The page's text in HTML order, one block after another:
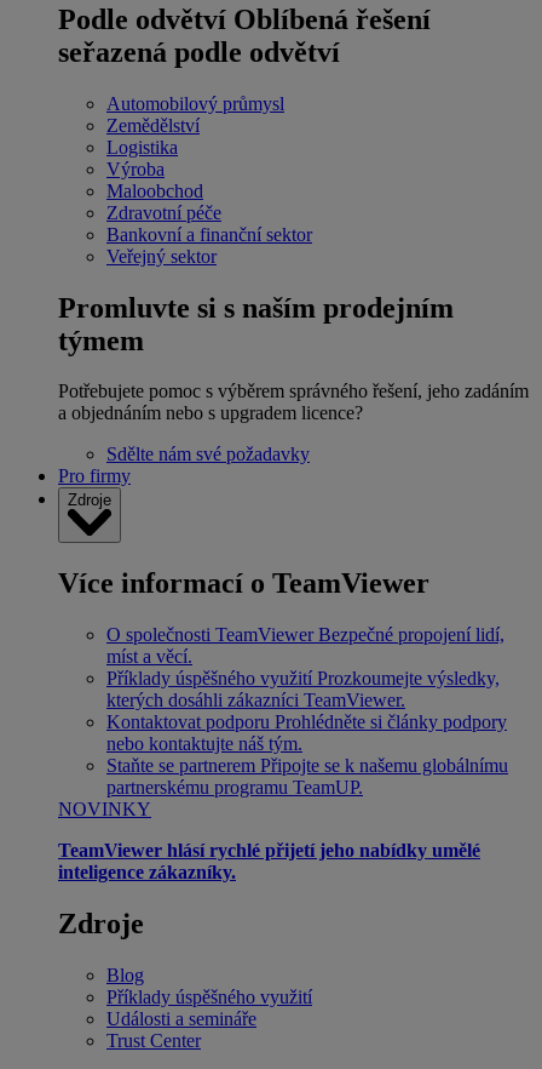
Podle odvětví Oblíbená řešení
seřazená podle odvětví
Automobilový průmysl
Zemědělství
Logistika
Výroba
Maloobchod
Zdravotní péče
Bankovní a finanční sektor
Veřejný sektor
Promluvte si s naším prodejním
týmem
Potřebujete pomoc s výběrem správného řešení, jeho zadáním
a objednáním nebo s upgradem licence?
Sdělte nám své požadavky
Pro firmy
Zdroje
Více informací o TeamViewer
O společnosti TeamViewer Bezpečné propojení lidí,
míst a věcí.
Příklady úspěšného využití Prozkoumejte výsledky,
kterých dosáhli zákazníci TeamViewer.
Kontaktovat podporu Prohlédněte si články podpory
nebo kontaktujte náš tým.
Staňte se partnerem Připojte se k našemu globálnímu
partnerskému programu TeamUP.
NOVINKY
TeamViewer hlásí rychlé přijetí jeho nabídky umělé
inteligence zákazníky.
Zdroje
Blog
Příklady úspěšného využití
Události a semináře
Trust Center